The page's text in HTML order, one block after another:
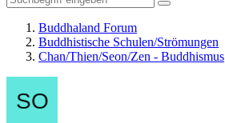
Buddhaland Forum
Buddhistische Schulen/Strömungen
Chan/Thien/Seon/Zen - Buddhismus